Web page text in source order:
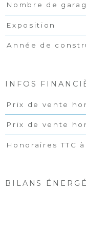
Nombre de
Exposition
Année de
INFOS
Caractéristiques Valeurs
Prix de vente
Prix de vente
Honoraires TTC
BILANS